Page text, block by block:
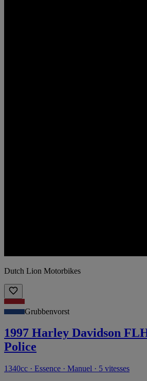
Dutch Lion Motorbikes
Grubbenvorst
1997 Harley Davidson
Police
1340cc · Essence · Manuel · 5 vitesses